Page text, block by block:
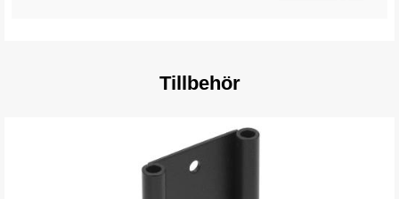
Tillbehör